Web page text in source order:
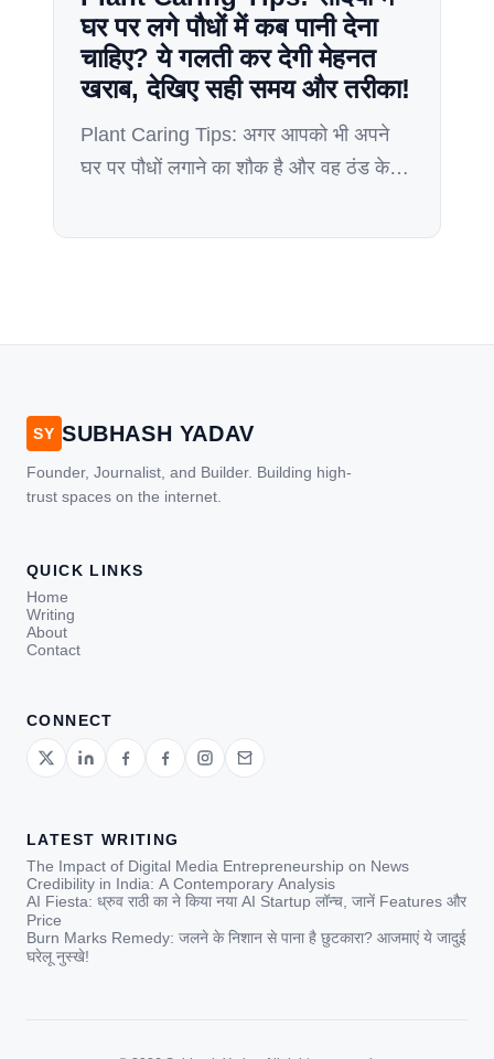
रिसेप्शन और दूल्हे और दुल्हन के मनमोहक
पारंपरिक शादी के लुक […]
घर पर लगे पौधों में कब पानी देना
चाहिए? ये गलती कर देगी मेहनत
खराब, देखिए सही समय और तरीका!
Plant Caring Tips: अगर आपको भी अपने
घर पर पौधों लगाने का शौक है और वह ठंड के
आपकी एक बड़ी गलती हो सकती है. क्या आप
SY SUBHASH YADAV
Founder, Journalist, and Builder. Building high-
trust spaces on the internet.
QUICK LINKS
Home
Writing
About
Contact
CONNECT
LATEST WRITING
The Impact of Digital Media Entrepreneurship on News
Credibility in India: A Contemporary Analysis
AI Fiesta: ध्रुव राठी का ने किया नया AI Startup लॉन्च, जानें Features और
Price
Burn Marks Remedy: जलने के निशान से पाना है छुटकारा? आजमाएं ये जादुई
घरेलू नुस्खे!